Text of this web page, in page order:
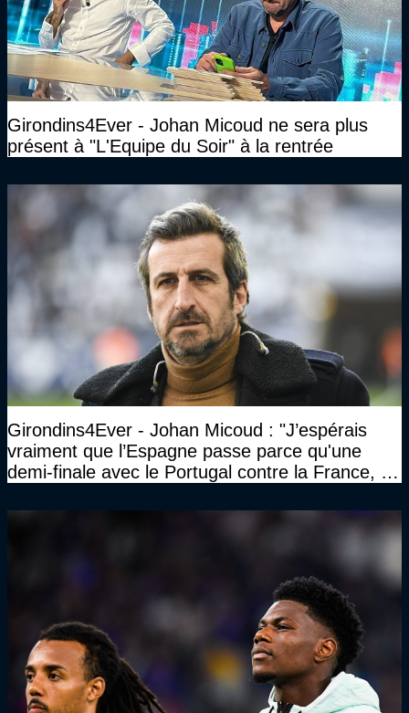
Girondins4Ever - Johan Micoud ne sera plus
présent à "L'Equipe du Soir" à la rentrée
Girondins4Ever - Johan Micoud : "J’espérais
vraiment que l’Espagne passe parce qu'une
demi-finale avec le Portugal contre la France, tu